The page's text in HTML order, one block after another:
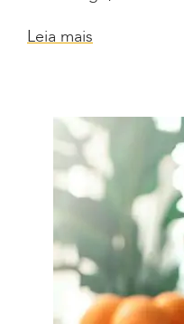
Leia mais